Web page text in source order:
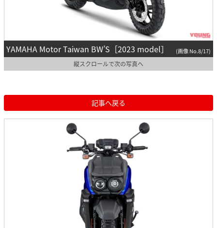
YAMAHA Motor Taiwan BW’S［2023 model］ (画像 No.8/17)
縦スクロールで次の写真へ
記事へ戻る